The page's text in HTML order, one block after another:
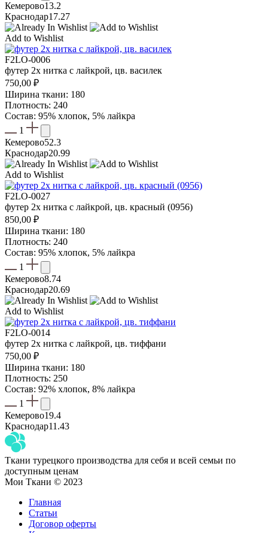
Кемерово13.2
Краснодар17.27
Add to Wishlist
F2LO-0006
футер 2х нитка с лайкрой, цв. василек
750,00 ₽
Ширина ткани: 180
Плотность: 240
Состав: 95% хлопок, 5% лайкра
1
Кемерово52.3
Краснодар20.99
Add to Wishlist
F2LO-0027
футер 2х нитка с лайкрой, цв. красный (0956)
850,00 ₽
Ширина ткани: 180
Плотность: 240
Состав: 95% хлопок, 5% лайкра
1
Кемерово8.74
Краснодар20.69
Add to Wishlist
F2LO-0014
футер 2х нитка с лайкрой, цв. тиффани
750,00 ₽
Ширина ткани: 180
Плотность: 250
Состав: 92% хлопок, 8% лайкра
1
Кемерово19.4
Краснодар11.43
Ткани турецкого производства для себя и всей семьи по
доступным ценам
Мои Ткани © 2023
Главная
Статьи
Договор оферты